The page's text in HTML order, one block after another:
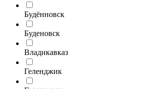
Будённовск
Буденовск
Владикавказ
Геленджик